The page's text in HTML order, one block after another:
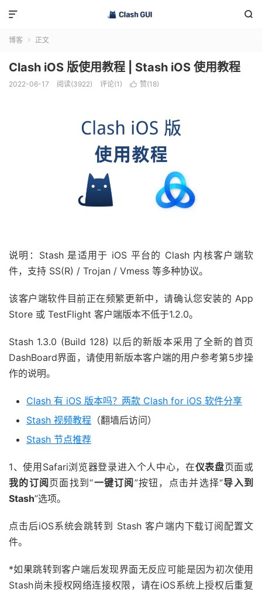


博客  正文
Clash iOS 版使用教程 | Stash iOS 使用教程
2022-06-17 阅读(3922) 评论(1)  赞(18)
说明： Stash 是适用于 iOS 平台的 Clash 内核客户端软
件，支持 SS(R) / Trojan / Vmess 等多种协议。
该客户端软件目前正在频繁更新中，请确认您安装的 App
Store 或 TestFlight 客户端版本不低于1.2.0。
Stash 1.3.0 (Build 128) 以后的新版本采用了全新的首页
DashBoard界面，请使用新版本客户端的用户参考第5步操
作的说明。
Clash 有 iOS 版本吗？两款 Clash for iOS 软件分享
Stash 视频教程 （翻墙后访问）
Stash 节点推荐
1、使用Safari浏览器登录进入个人中心，在仪表盘页面或
我的订阅 页面找到“一键订阅 ”按钮，点击并选择“导入到
Stash”选项。
点击后iOS系统会跳转到 Stash 客户端内下载订阅配置文
件。
*如果跳转到客户端后发现界面无反应可能是因为初次使用
Stash尚未授权网络连接权限，请在iOS系统上授权后重复